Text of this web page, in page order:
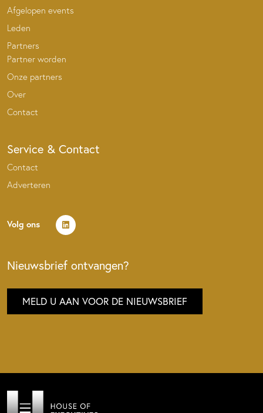
Afgelopen events
Leden
Partners
Partner worden
Onze partners
Over
Contact
Service & Contact
Contact
Adverteren
Volg ons
Nieuwsbrief ontvangen?
MELD U AAN VOOR DE NIEUWSBRIEF